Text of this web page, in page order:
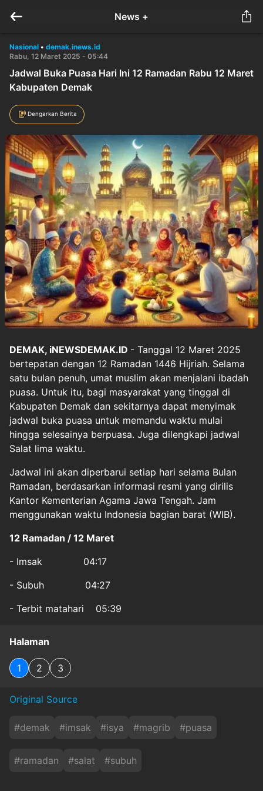
News +
Nasional • demak.inews.id
Rabu, 12 Maret 2025 - 05:44
Jadwal Buka Puasa Hari Ini 12 Ramadan Rabu 12 Maret
Kabupaten Demak
Dengarkan Berita
DEMAK, iNEWSDEMAK.ID - Tanggal 12 Maret 2025
bertepatan dengan 12 Ramadan 1446 Hijriah. Selama
satu bulan penuh, umat muslim akan menjalani ibadah
puasa. Untuk itu, bagi masyarakat yang tinggal di
Kabupaten Demak dan sekitarnya dapat menyimak
jadwal buka puasa untuk memandu waktu mulai
hingga selesainya berpuasa. Juga dilengkapi jadwal
Salat lima waktu.
Jadwal ini akan diperbarui setiap hari selama Bulan
Ramadan, berdasarkan informasi resmi yang dirilis
Kantor Kementerian Agama Jawa Tengah. Jam
menggunakan waktu Indonesia bagian barat (WIB).
12 Ramadan / 12 Maret
- Imsak 04:17
- Subuh 04:27
- Terbit matahari 05:39
Halaman
1 2 3
Original Source
#demak #imsak #isya #magrib #puasa
#ramadan #salat #subuh